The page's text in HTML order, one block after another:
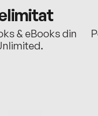
& eBooks din